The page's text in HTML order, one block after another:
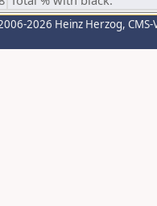
2026 Heinz Herzog,